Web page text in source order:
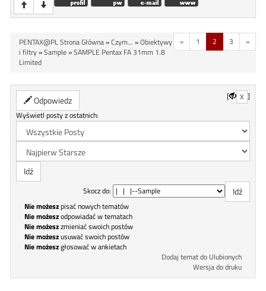
« 1 2 3 »
PENTAX@PL Strona Główna»Czym... »Obiektywy
i filtry»Sample»SAMPLE Pentax FA 31mm 1.8
Limited
Odpowiedz [ X ]
Wyświetl posty z ostatnich:
Skocz do:
Nie możeszpisać nowych tematów
Nie możeszodpowiadać w tematach
Nie możeszzmieniać swoich postów
Nie możeszusuwać swoich postów
Nie możeszgłosować w ankietach
Dodaj temat do Ulubionych
Wersja do druku